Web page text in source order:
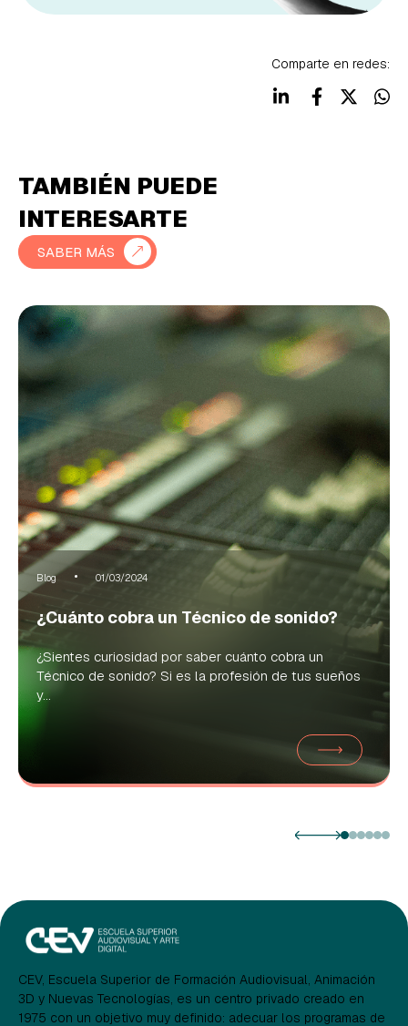
Comparte en redes:
TAMBIÉN PUEDE
INTERESARTE
SABER MÁS
Blog 01/03/2024
¿Cuánto cobra un Técnico de sonido?
¿Sientes curiosidad por saber cuánto cobra un
Técnico de sonido? Si es la profesión de tus sueños
y...
CEV, Escuela Superior de Formación Audiovisual, Animación
3D y Nuevas Tecnologías, es un centro privado creado en
1975 con un objetivo muy definido: adecuar los programas de